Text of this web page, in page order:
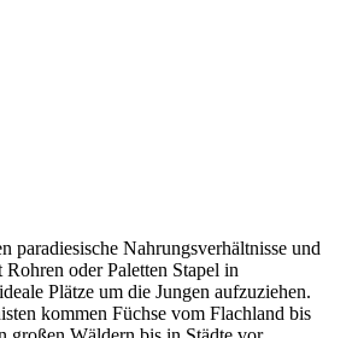
paradiesische Nahrungsverhältnisse und
oder Paletten Stapel in
Plätze um die Jungen aufzuziehen.
kommen Füchse vom Flachland bis